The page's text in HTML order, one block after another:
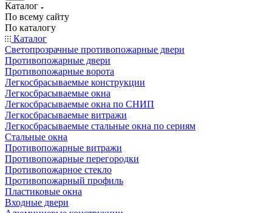
Каталог
По всему сайту
По каталогу
Каталог
Светопрозрачные противопожарные двери
Противопожарные двери
Противопожарные ворота
Легкосбрасываемые конструкции
Легкосбрасываемые окна
Легкосбрасываемые окна по СНИП
Легкосбрасываемые витражи
Легкосбрасываемые стальные окна по сериям
Стальные окна
Противопожарные витражи
Противопожарные перегородки
Противопожарное стекло
Противопожарный профиль
Пластиковые окна
Входные двери